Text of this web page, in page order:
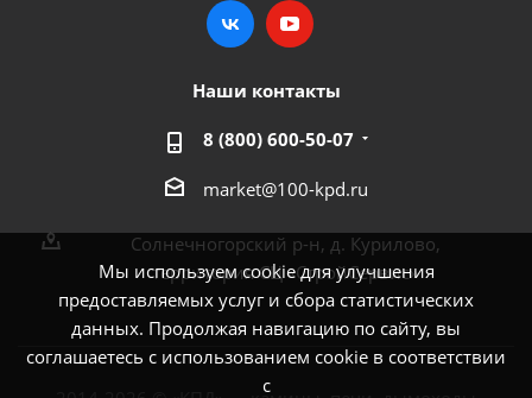
Мы используем cookie для улучшения
предоставляемых услуг и сбора статистических
данных. Продолжая навигацию по сайту, вы
соглашаетесь с использованием cookie в соответствии
с
Наши контакты
8 (800) 600-50-07
market@100-kpd.ru
Солнечногорский р-н, д. Курилово,
территория СЦ «СтройСервис»